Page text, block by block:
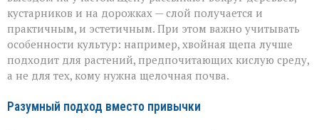
кустарников и на дорожках — слой получается и
практичным, и эстетичным. При этом важно учитывать
особенности культур: например, хвойная щепа лучше
подходит для растений, предпочитающих кислую среду,
а не для тех, кому нужна щелочная почва.
Разумный подход вместо привычки